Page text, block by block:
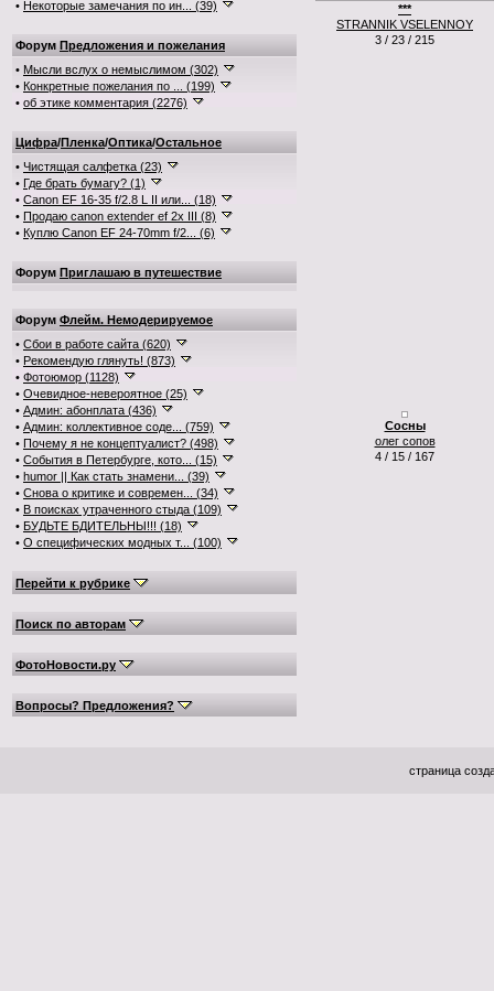
• Некоторые замечания по ин... (39)
Форум Предложения и пожелания
• Мысли вслух о немыслимом (302)
• Конкретные пожелания по ... (199)
• об этике комментария (2276)
Цифра/Пленка/Оптика/Остальное
• Чистящая салфетка (23)
• Где брать бумагу? (1)
• Canon EF 16-35 f/2.8 L II или... (18)
• Продаю canon extender ef 2x III (8)
• Куплю Canon EF 24-70mm f/2... (6)
Форум Приглашаю в путешествие
Форум Флейм. Немодерируемое
• Сбои в работе сайта (620)
• Рекомендую глянуть! (873)
• Фотоюмор (1128)
• Очевидное-невероятное (25)
• Админ: абонплата (436)
• Админ: коллективное соде... (759)
• Почему я не концептуалист? (498)
• События в Петербурге, кото... (15)
• humor || Как стать знамени... (39)
• Снова о критике и современ... (34)
• В поисках утраченного стыда (109)
• БУДЬТЕ БДИТЕЛЬНЫ!!! (18)
• О специфических модных т... (100)
Перейти к рубрике
Поиск по авторам
ФотоНовости.ру
Вопросы? Предложения?
***
STRANNIK VSELENNOY
3 / 23 / 215
Сосны
олег сопов
4 / 15 / 167
страница